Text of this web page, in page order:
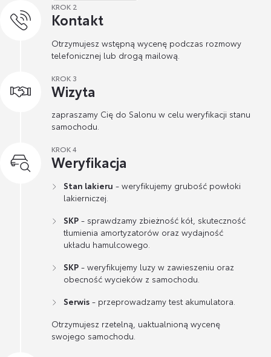
KROK 2
Kontakt
Otrzymujesz wstępną wycenę podczas rozmowy
telefonicznej lub drogą mailową.
KROK 3
Wizyta
zapraszamy Cię do Salonu w celu weryfikacji stanu
samochodu.
KROK 4
Weryfikacja
Stan lakieru - weryfikujemy grubość powłoki
lakierniczej.
SKP - sprawdzamy zbieżność kół, skuteczność
tłumienia amortyzatorów oraz wydajność
układu hamulcowego.
SKP - weryfikujemy luzy w zawieszeniu oraz
obecność wycieków z samochodu.
Serwis - przeprowadzamy test akumulatora.
Otrzymujesz rzetelną, uaktualnioną wycenę
swojego samochodu.